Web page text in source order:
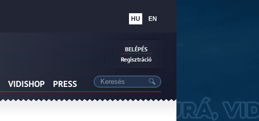
HU EN
VIDISHOP PRESS
BELÉPÉS
Regisztráció